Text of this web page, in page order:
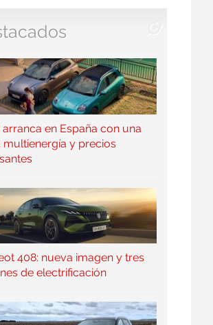
arranca en España con una
multienergía y precios
408: nueva imagen y tres
de electrificación